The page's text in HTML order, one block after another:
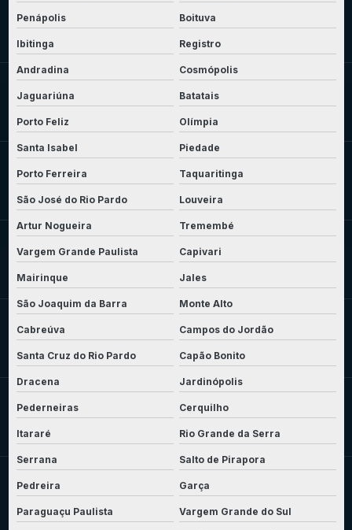
Penápolis Boituva
Ibitinga Registro
Andradina Cosmópolis
Jaguariúna Batatais
Porto Feliz Olímpia
Santa Isabel Piedade
Porto Ferreira Taquaritinga
São José do Rio Pardo Louveira
Artur Nogueira Tremembé
Vargem Grande Paulista Capivari
Mairinque Jales
São Joaquim da Barra Monte Alto
Cabreúva Campos do Jordão
Santa Cruz do Rio Pardo Capão Bonito
Dracena Jardinópolis
Pederneiras Cerquilho
Itararé Rio Grande da Serra
Serrana Salto de Pirapora
Pedreira Garça
Paraguaçu Paulista Vargem Grande do Sul